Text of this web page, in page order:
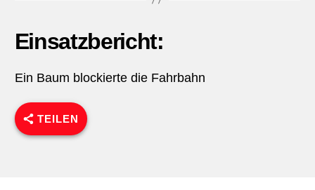
Einsatzbericht:
Ein Baum blockierte die Fahrbahn
TEILEN